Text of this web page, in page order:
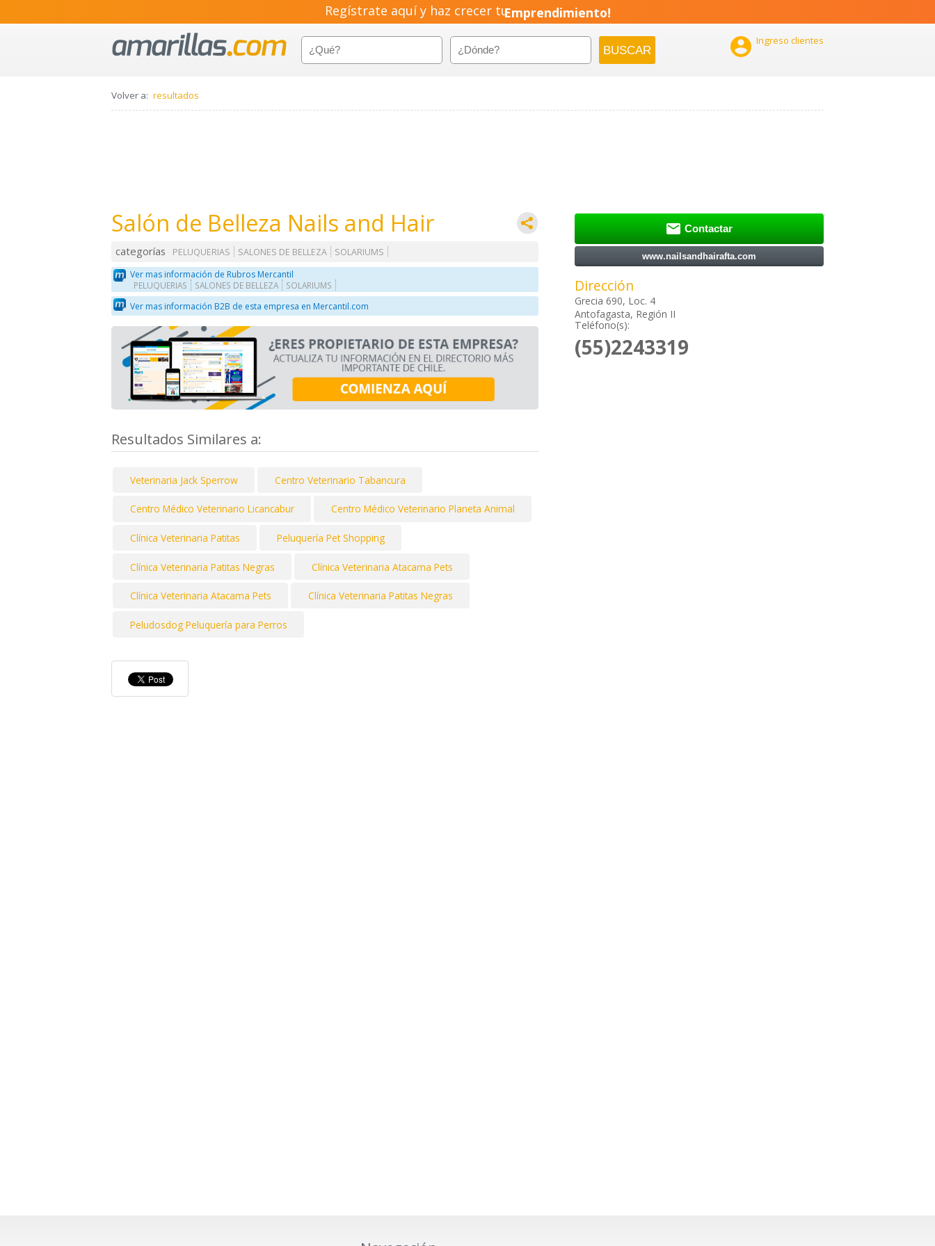
Regístrate aquí y haz crecer tuEmprendimiento!
 Ingreso clientes
Volver a: resultados
Salón de Belleza Nails and Hair
categorías PELUQUERIAS SALONES DE BELLEZA
SOLARIUMS
Ver mas información de Rubros Mercantil
PELUQUERIAS SALONES DE BELLEZA SOLARIUMS
Ver mas información B2B de esta empresa en Mercantil.com
Resultados Similares a:
Veterinaria Jack Sperrow Centro Veterinario Tabancura
Centro Médico Veterinario Licancabur Centro Médico Veterinario Planeta Animal
Clínica Veterinaria Patitas Peluquería Pet Shopping
Clínica Veterinaria Patitas Negras Clínica Veterinaria Atacama Pets
Clínica Veterinaria Atacama Pets Clínica Veterinaria Patitas Negras
Peludosdog Peluquería para Perros
 Contactar
www.nailsandhairafta.com
Dirección
Grecia 690, Loc. 4
Antofagasta, Región II
Teléfono(s):
(55)2243319